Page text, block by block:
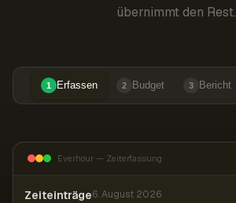
übernimmt den Rest.
1 Erfassen 2 Budget 3 Bericht
Everhour — Zeiterfassung
Zeiteinträge6. August 2026